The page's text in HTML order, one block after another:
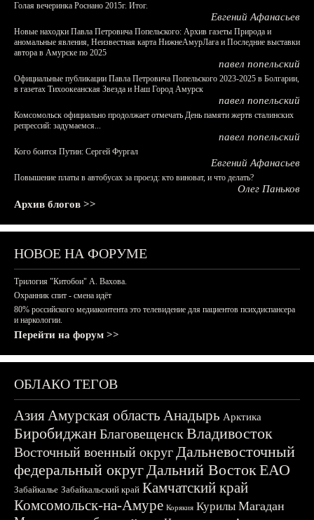
Голая вечеринка Роснано 2015г. Итог.
Евгений Афанасьев
Новые находки Павла Петровича Попельского: Архив газеты Природа и
аномальные явления, Неизвестная карта НижнеАмурЛага и Последние выставки
автора в Амурске по 2025
павел попельский
Официальные публикации Павла Петровича Попельского 2023-2025 в Болгарии,
в газетах Тихоокеанская Звезда и Наш Город Амурск
павел попельский
Комсомольск официально продолжает отмечать День памяти жертв сталинских
репрессий: задумаемся...
павел попельский
Кого боится Путин: Сергей Фургал
Евгений Афанасьев
Повышение платы в автобусах за проезд: кто виноват, и что делать?
Олег Паньков
Архив блогов >>
НОВОЕ НА ФОРУМЕ
Трилогия "Китобои" А. Вахова.
Охранник спит - смена идёт
80% российского медиаконтента это телевидение для пациентов психдиспансера
и наркологии.
Перейти на форум >>
ОБЛАКО ТЕГОВ
АзияАмурская область Анадырь Арктика
БиробиджанБлаговещенскВладивосток
Восточный военный округДальневосточный
федеральный округДальний ВостокЕАО
Забайкалье Забайкальский край Камчатский край
Комсомольск-на-Амуре Корякия Курилы Магадан